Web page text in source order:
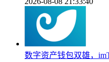
数字资产钱包双雄，